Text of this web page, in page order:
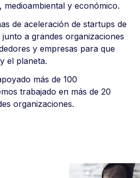
medioambiental y económico.
de aceleración de startups de
a grandes organizaciones
y empresas para que
el planeta.
más de 100
trabajado en más de 20
organizaciones.